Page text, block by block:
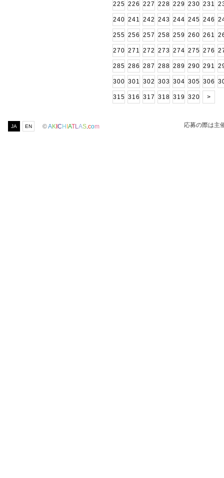
225 226 227 228 229 230 231
240 241 242 243 244 245 246
255 256 257 258 259 260 261
270 271 272 273 274 275 276
285 286 287 288 289 290 291
300 301 302 303 304 305 306
315 316 317 318 319 320 >
JA EN ©AK C H ATLAS.com 応募の際は主